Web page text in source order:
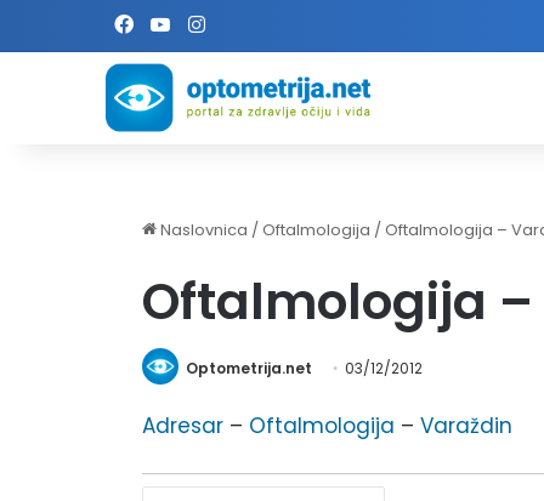
Facebook
YouTube
Naslovnica /Oftalmologija /Oftalmologija –
Oftalmologija
Optometrija.net 03/12/2012
Adresar – Oftalmologija – Varaždin